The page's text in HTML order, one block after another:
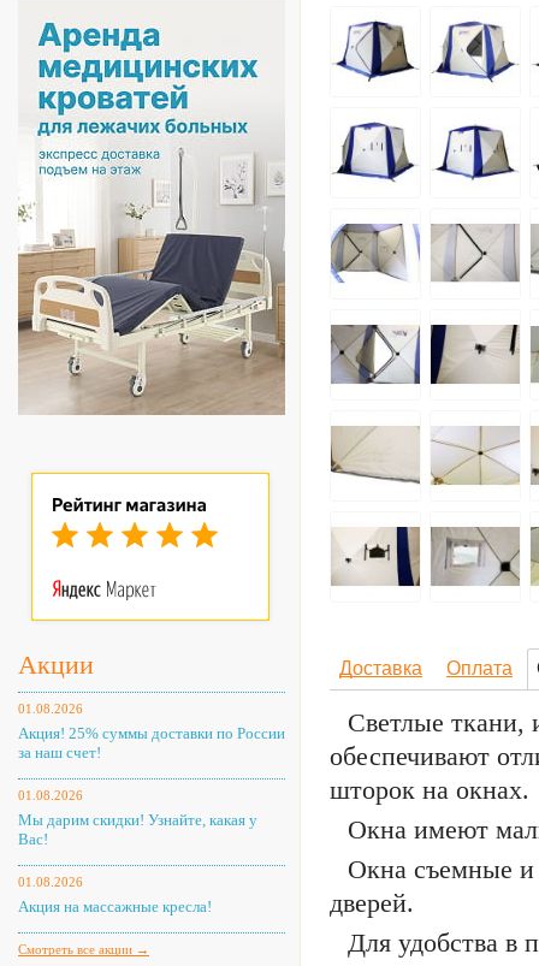
Акции
01.08.2026
Акция! 25% суммы доставки по России
за наш счет!
01.08.2026
Мы дарим скидки! Узнайте, какая у
Вас!
01.08.2026
Акция на массажные кресла!
Смотреть все акции →
Доставка Оплата
Светлые ткани,
обеспечивают
шторок на окнах.
Окна имеют
Окна съемные и
дверей.
Для удобства в